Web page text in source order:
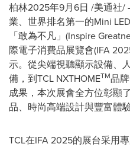
柏林2025年9月6日 /美通社/
業、世界排名第一的Mini
「敢為不凡」(Inspire
際電子消費品展覽會(IFA
示。從尖端視聽顯示設備、
備，到TCL NXTHOMETM品
成果，本次展會全方位彰顯
品、時尚高端設計與豐富體
TCL在IFA 2025的展台采用